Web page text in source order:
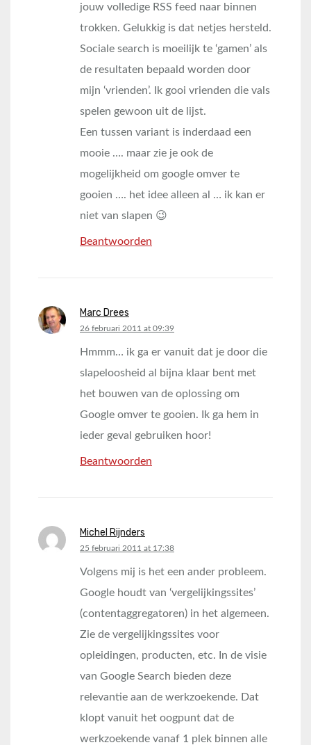
jouw volledige RSS feed naar binnen
trokken. Gelukkig is dat netjes hersteld.
Sociale search is moeilijk te ‘gamen’ als
de resultaten bepaald worden door
mijn ‘vrienden’. Ik gooi vrienden die vals
spelen gewoon uit de lijst.
Een tussen variant is inderdaad een
mooie …. maar zie je ook de
mogelijkheid om google omver te
gooien …. het idee alleen al … ik kan er
niet van slapen 😉
Beantwoorden
Marc Drees
says:
26 februari 2011 at 09:39
Hmmm… ik ga er vanuit dat je door die
slapeloosheid al bijna klaar bent met
het bouwen van de oplossing om
Google omver te gooien. Ik ga hem in
ieder geval gebruiken hoor!
Beantwoorden
Michel Rijnders
says:
25 februari 2011 at 17:38
Volgens mij is het een ander probleem.
Google houdt van ‘vergelijkingssites’
(contentaggregatoren) in het algemeen.
Zie de vergelijkingssites voor
opleidingen, producten, etc. In de visie
van Google Search bieden deze
relevantie aan de werkzoekende. Dat
klopt vanuit het oogpunt dat de
werkzoekende vanaf 1 plek binnen alle